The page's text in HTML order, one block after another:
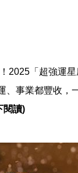
2025「超強運
、事業都豐收，
閱讀)